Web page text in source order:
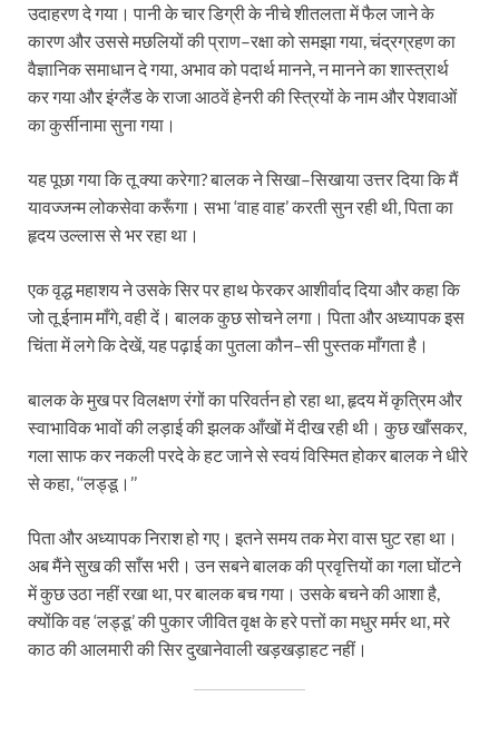
उदाहरण दे गया। पानी के चार डिग्री के नीचे शीतलता में फैल जाने के
कारण और उससे मछलियों की प्राण–रक्षा को समझा गया, चंद्रग्रहण का
वैज्ञानिक समाधान दे गया, अभाव को पदार्थ मानने, न मानने का शास्त्रार्थ
कर गया और इंग्लैंड के राजा आठवें हेनरी की स्त्रियों के नाम और पेशवाओं
का कुर्सीनामा सुना गया।
यह पूछा गया कि तू क्या करेगा? बालक ने सिखा–सिखाया उत्तर दिया कि मैं
यावज्जन्म लोकसेवा करूँगा। सभा ‘वाह वाह’ करती सुन रही थी, पिता का
हृदय उल्लास से भर रहा था।
एक वृद्ध महाशय ने उसके सिर पर हाथ फेरकर आशीर्वाद दिया और कहा कि
जो तू ईनाम माँगे, वही दें। बालक कुछ सोचने लगा। पिता और अध्यापक इस
चिंता में लगे कि देखें, यह पढ़ाई का पुतला कौन–सी पुस्तक माँगता है।
बालक के मुख पर विलक्षण रंगों का परिवर्तन हो रहा था, हृदय में कृत्रिम और
स्वाभाविक भावों की लड़ाई की झलक आँखों में दीख रही थी। कुछ खाँसकर,
गला साफ कर नकली परदे के हट जाने से स्वयं विस्मित होकर बालक ने धीरे
से कहा, ‘‘लड्डू।’’
पिता और अध्यापक निराश हो गए। इतने समय तक मेरा वास घुट रहा था।
अब मैंने सुख की साँस भरी। उन सबने बालक की प्रवृत्तियों का गला घोंटने
में कुछ उठा नहीं रखा था, पर बालक बच गया। उसके बचने की आशा है,
क्योंकि वह ‘लड्डू’ की पुकार जीवित वृक्ष के हरे पत्तों का मधुर मर्मर था, मरे
काठ की आलमारी की सिर दुखानेवाली खड़खड़ाहट नहीं।